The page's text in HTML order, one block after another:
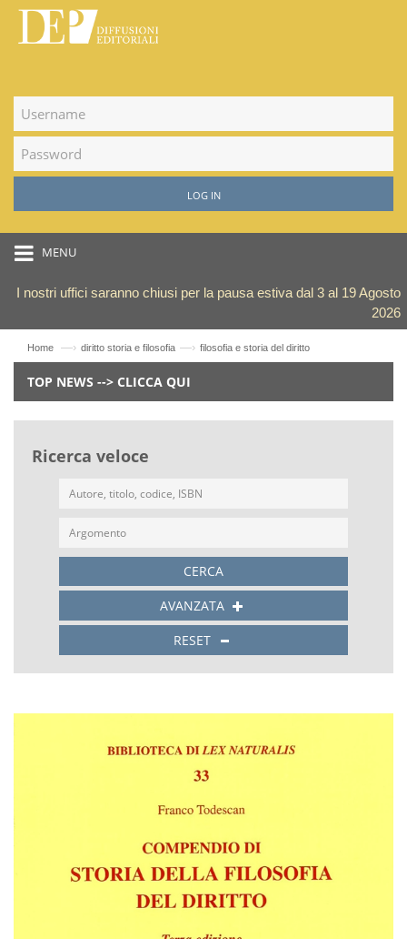
LOG IN
MENU
I nostri uffici saranno chiusi per la pausa estiva dal 3 al 19 Agosto
2026
Home —› diritto storia e filosofia —› filosofia e storia del diritto
TOP NEWS --> CLICCA QUI
Ricerca veloce
CERCA
AVANZATA
RESET